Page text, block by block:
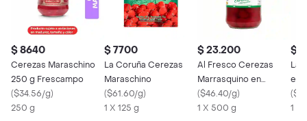
$ 8640
Cerezas Maraschino
250 g Frescampo
($34.56/g)
250 g
$ 7700
La Coruña Cerezas
Maraschino
($61.60/g)
1 X 125 g
$ 23.200
Al Fresco Cerezas
Marrasquino en
Conserva
($46.40/g)
1 X 500 g
$
La
en
(
1 X